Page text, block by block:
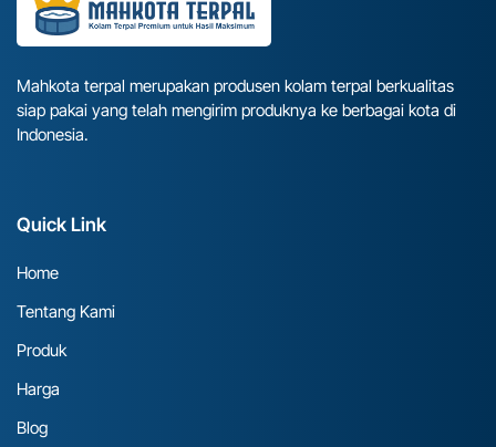
Mahkota terpal merupakan produsen kolam terpal berkualitas
siap pakai yang telah mengirim produknya ke berbagai kota di
Indonesia.
Quick Link
Home
Tentang Kami
Produk
Harga
Blog